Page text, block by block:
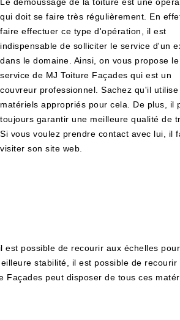
qui doit se faire très régulièrement. En
faire effectuer ce type d'opération, il est
indispensable de solliciter le service d'un
dans le domaine. Ainsi, on vous propose le
service de MJ Toiture Façades qui est un
couvreur professionnel. Sachez qu'il utilise
matériels appropriés pour cela. De plus, il
toujours garantir une meilleure qualité de
Si vous voulez prendre contact avec lui, il
visiter son site web.
est possible de recourir aux échelles pour
stabilité, il est possible de recourir
Façades peut disposer de tous ces